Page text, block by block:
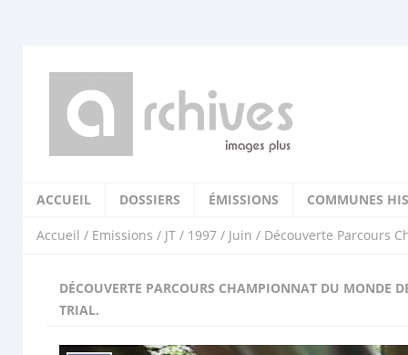
ACCUEIL DOSSIERS ÉMISSIONS COMMUNES
Accueil / Emissions / JT / 1997 / Juin / Découverte Parcours
DÉCOUVERTE PARCOURS CHAMPIONNAT DU MONDE
TRIAL.